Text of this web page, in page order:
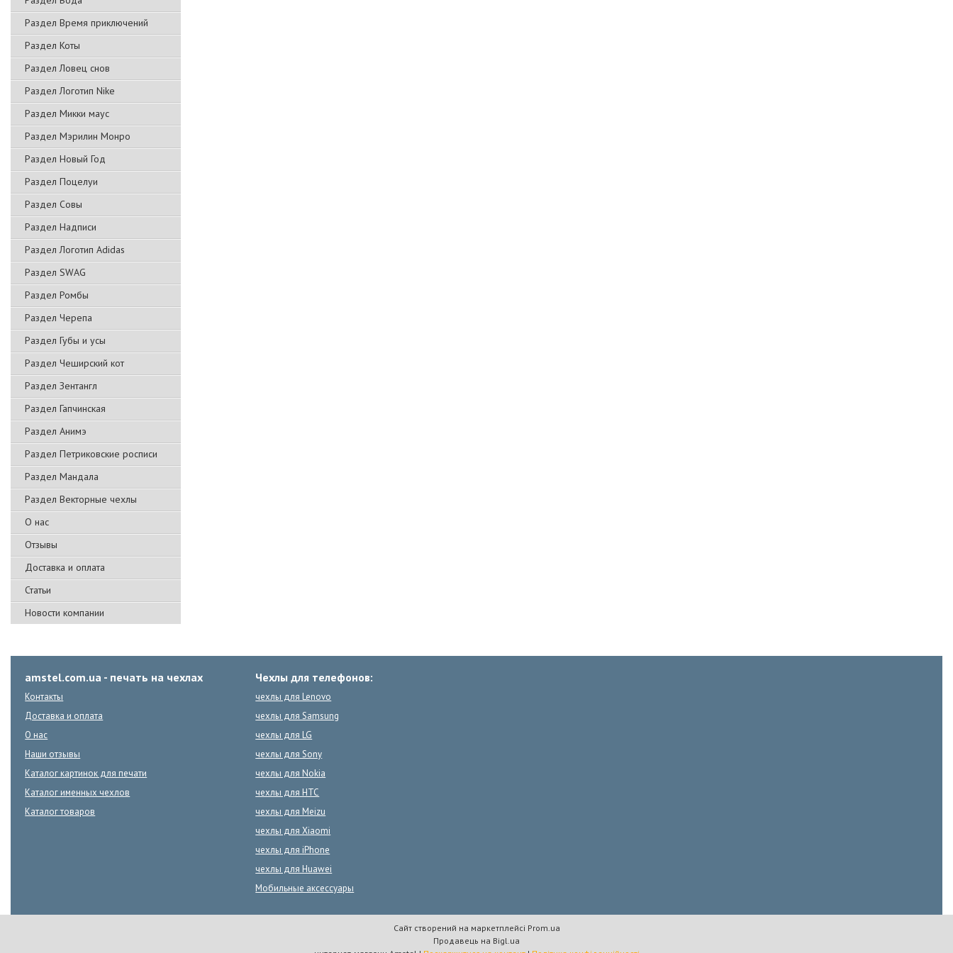
Раздел Время приключений
Раздел Коты
Раздел Ловец снов
Раздел Логотип Nike
Раздел Микки маус
Раздел Мэрилин Монро
Раздел Новый Год
Раздел Поцелуи
Раздел Совы
Раздел Надписи
Раздел Логотип Adidas
Раздел SWAG
Раздел Ромбы
Раздел Черепа
Раздел Губы и усы
Раздел Чеширский кот
Раздел Зентангл
Раздел Гапчинская
Раздел Анимэ
Раздел Петриковские росписи
Раздел Мандала
Раздел Векторные чехлы
О нас
Отзывы
Доставка и оплата
Статьи
Новости компании
amstel.com.ua - печать на чехлах
Контакты
Доставка и оплата
О нас
Наши отзывы
Каталог картинок для печати
Каталог именных чехлов
Каталог товаров
Чехлы для телефонов:
чехлы для Lenovo
чехлы для Samsung
чехлы для LG
чехлы для Sony
чехлы для Nokia
чехлы для HTC
чехлы для Meizu
чехлы для Xiaomi
чехлы для iPhone
чехлы для Huawei
Мобильные аксессуары
Сайт створений на маркетплейсі Prom.ua
Продавець на Bigl.ua